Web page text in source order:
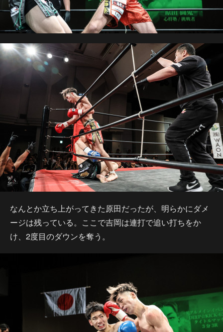
なんとか立ち上がってきた原田だったが、明らかにダメ
ージは残っている。ここで吉岡は連打で追い打ちをか
け、2度目のダウンを奪う。